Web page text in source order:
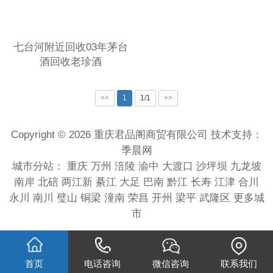
七台河附近回收03年茅台
酒回收老珍酒
<< 1 1/1 >>
Copyright © 2026 重庆君品阁商贸有限公司 技术支持：
季晨网
城市分站： 重庆 万州 涪陵 渝中 大渡口 沙坪坝 九龙坡
南岸 北碚 两江新 綦江 大足 巴南 黔江 长寿 江津 合川
永川
南川 璧山 铜梁 潼南 荣昌 开州 梁平 武隆区 更多城
市
首页 电话咨询 微信咨询 联系我们